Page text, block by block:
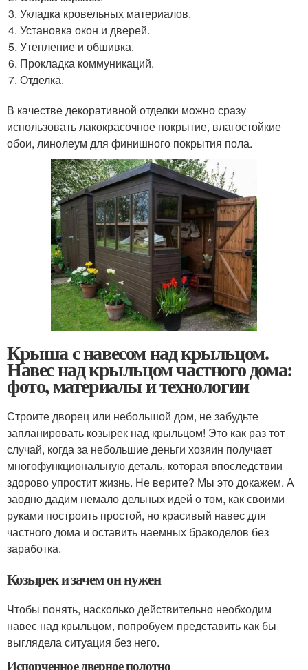
Укладка кровельных материалов.
Установка окон и дверей.
Утепление и обшивка.
Прокладка коммуникаций.
Отделка.
В качестве декоративной отделки можно сразу
использовать лакокрасочное покрытие, влагостойкие
обои, линолеум для финишного покрытия пола.
Крыша с навесом над крыльцом.
Навес над крыльцом частного дома:
фото, материалы и технологии
Строите дворец или небольшой дом, не забудьте
запланировать козырек над крыльцом! Это как раз тот
случай, когда за небольшие деньги хозяин получает
многофункциональную деталь, которая впоследствии
здорово упростит жизнь. Не верите? Мы это докажем. А
заодно дадим немало дельных идей о том, как своими
руками построить простой, но красивый навес для
частного дома и оставить наемных бракоделов без
заработка.
Козырек и зачем он нужен
Чтобы понять, насколько действительно необходим
навес над крыльцом, попробуем представить как бы
выглядела ситуация без него.
Испорченное дверное полотно